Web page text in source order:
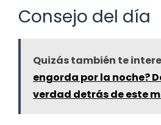
Consejo del día
Quizás también te
engorda por la noche?
verdad detrás de este